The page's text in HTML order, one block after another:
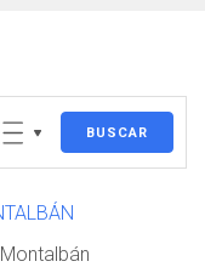
BUSCAR